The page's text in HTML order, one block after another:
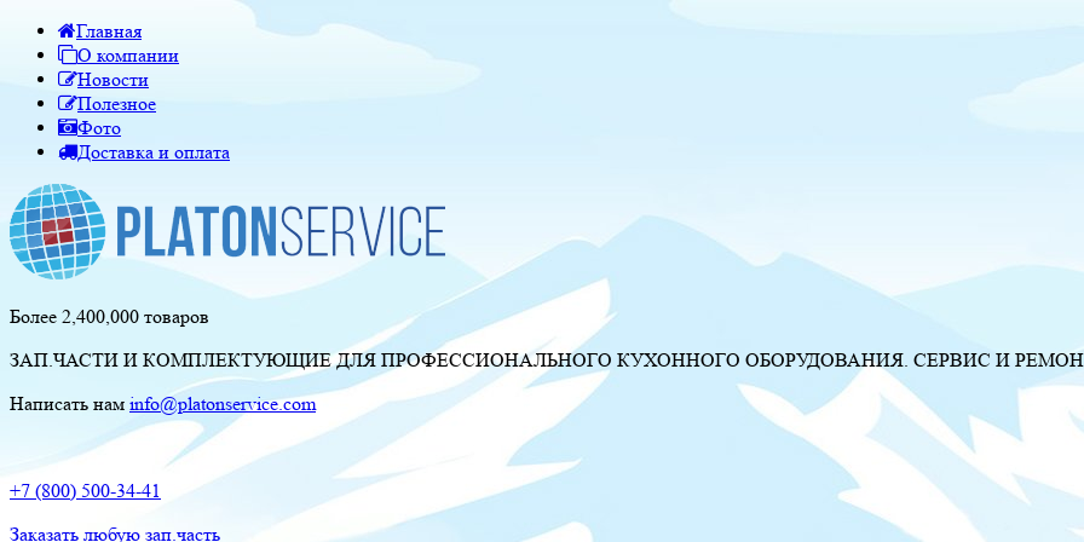
Главная
О компании
Новости
Полезное
Фото
Доставка и оплата
Более 2,400,000 товаров
ЗАП.ЧАСТИ И КОМПЛЕКТУЮЩИЕ ДЛЯ ПРОФЕССИОНАЛЬНОГО КУХОННОГО ОБОРУДОВАНИЯ. СЕРВИС И
Написать нам info@platonservice.com
+7 (800) 500-34-41
Заказать любую зап.часть